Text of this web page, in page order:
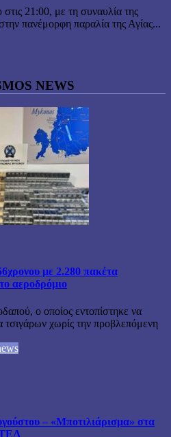
21:00, με τη συναυλία της
πανέμορφη παραλία της Αγίας...
NEWS
με 2.280 πακέτα
αεροδρόμιο
ο οποίος εντοπίστηκε να
τσιγάρων χωρίς την προβλεπόμενη
– «Μποτιλιάρισμα» στα